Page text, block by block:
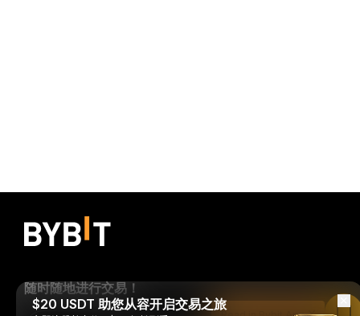
随时随地进行交易！
$20 USDT 助您从容开启交易之旅